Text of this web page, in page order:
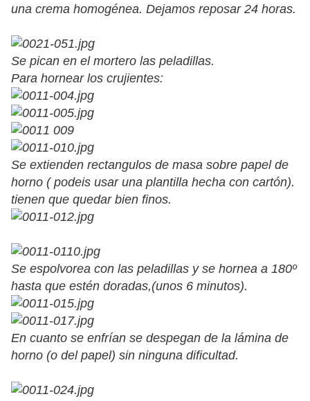
una crema homogénea. Dejamos reposar 24 horas.
Se pican en el mortero las peladillas.
Para hornear los crujientes:
Se extienden rectangulos de masa sobre papel de
horno ( podeis usar una plantilla hecha con cartón).
tienen que quedar bien finos.
Se espolvorea con las peladillas y se hornea a 180º
hasta que estén doradas,(unos 6 minutos).
En cuanto se enfrían se despegan de la lámina de
horno (o del papel) sin ninguna dificultad.